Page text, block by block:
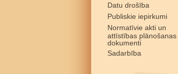
Datu drošība
Publiskie iepirkumi
Normatīvie akti un
attīstības plānošanas
dokumenti
Sadarbība